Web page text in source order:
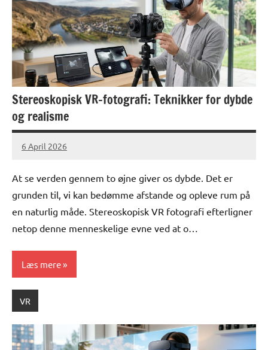
Stereoskopisk VR-fotografi: Teknikker for dybde
og realisme
6 April 2026
lucas
No
At se verden gennem to øjne giver os dybde. Det er
grunden til, vi kan bedømme afstande og opleve rum på
en naturlig måde. Stereoskopisk VR fotografi efterligner
netop denne menneskelige evne ved at o…
Læs mere
VR